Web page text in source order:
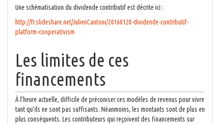
Une schématisation du dividende contributif est décrite ici :
http://fr.slideshare.net/JulienCantoni/20160120-dividende-contributif-
platform-cooperativism
Les limites de ces
financements
À l’heure actuelle, difficile de préconiser ces modèles de revenus pour vivre
tant qu’ils ne sont pas suffisants. Néanmoins, les montants sont de plus en
plus conséquents. Les contributeurs qui reçoivent des financements sur